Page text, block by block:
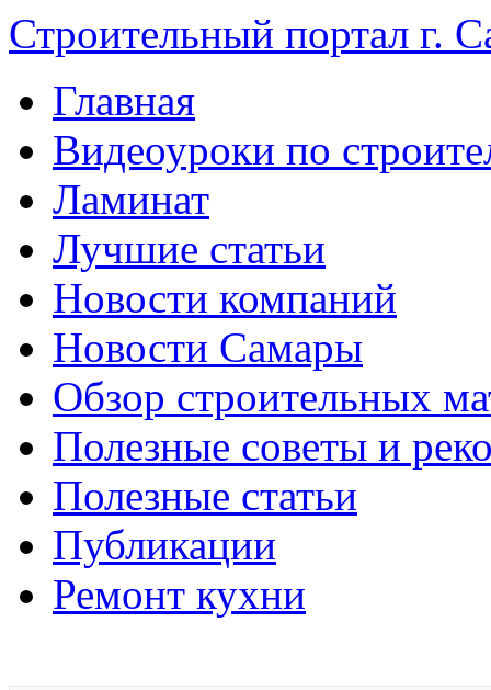
Строительный портал г.
Главная
Видеоуроки по
Ламинат
Лучшие статьи
Новости компаний
Новости Самары
Обзор строительных
Полезные советы и
Полезные статьи
Публикации
Ремонт кухни